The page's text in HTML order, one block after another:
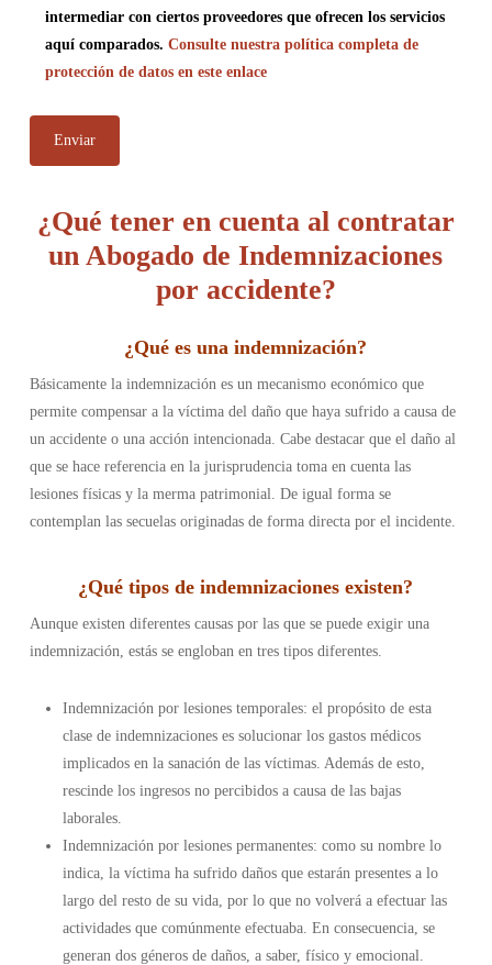
intermediar con ciertos proveedores que ofrecen los servicios
aquí comparados. Consulte nuestra política completa de
protección de datos en este enlace
¿Qué tener en cuenta al contratar
un Abogado de Indemnizaciones
por accidente?
¿Qué es una indemnización?
Básicamente la indemnización es un mecanismo económico que
permite compensar a la víctima del daño que haya sufrido a causa de
un accidente o una acción intencionada. Cabe destacar que el daño al
que se hace referencia en la jurisprudencia toma en cuenta las
lesiones físicas y la merma patrimonial. De igual forma se
contemplan las secuelas originadas de forma directa por el incidente.
¿Qué tipos de indemnizaciones existen?
Aunque existen diferentes causas por las que se puede exigir una
indemnización, estás se engloban en tres tipos diferentes.
Indemnización por lesiones temporales: el propósito de esta
clase de indemnizaciones es solucionar los gastos médicos
implicados en la sanación de las víctimas. Además de esto,
rescinde los ingresos no percibidos a causa de las bajas
laborales.
Indemnización por lesiones permanentes: como su nombre lo
indica, la víctima ha sufrido daños que estarán presentes a lo
largo del resto de su vida, por lo que no volverá a efectuar las
actividades que comúnmente efectuaba. En consecuencia, se
generan dos géneros de daños, a saber, físico y emocional.